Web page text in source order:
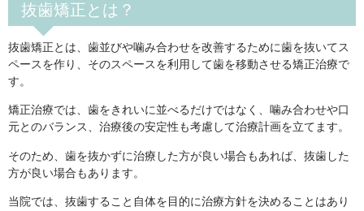
抜歯矯正とは？
抜歯矯正とは、歯並びや噛み合わせを改善するために歯を抜いてス
ペースを作り、そのスペースを利用して歯を移動させる矯正治療で
す。
矯正治療では、歯をきれいに並べるだけではなく、噛み合わせや口
元とのバランス、治療後の安定性も考慮して治療計画を立てます。
そのため、歯を抜かずに治療した方が良い場合もあれば、抜歯した
方が良い場合もあります。
当院では、抜歯すること自体を目的に治療方針を決めることはあり